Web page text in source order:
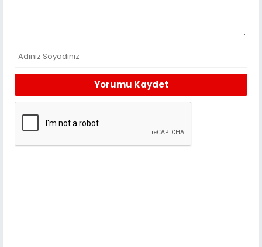
Yorumu Kaydet